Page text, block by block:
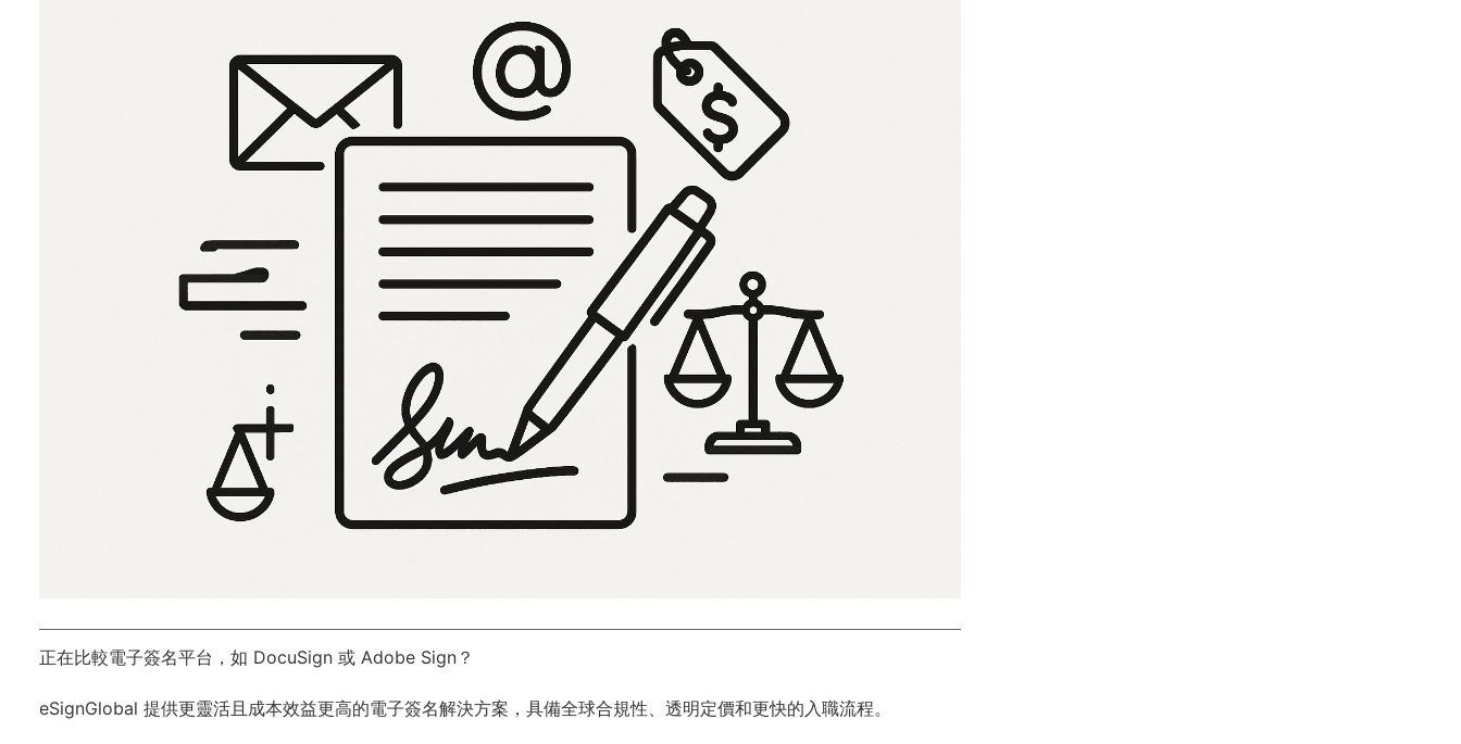
正在比較電子簽名平台，如 DocuSign 或 Adobe Sign？
eSignGlobal 提供更靈活且成本效益更高的電子簽名解決方案，具備全球合規性、透明定價和更快的入職流程。